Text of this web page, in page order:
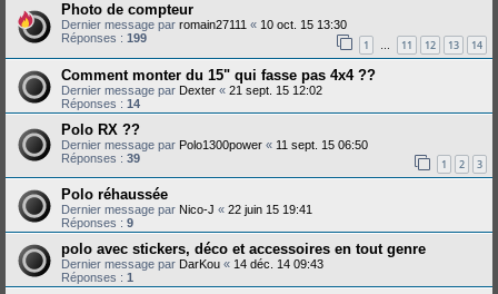
Photo de compteur
Dernier message par romain27111 « 10 oct. 15 13:30
Réponses : 199 1 … 11 12 13 14
Comment monter du 15" qui fasse pas 4x4 ??
Dernier message par Dexter « 21 sept. 15 12:02
Réponses : 14
Polo RX ??
Dernier message par Polo1300power « 11 sept. 15 06:50
Réponses : 39 1 2 3
Polo réhaussée
Dernier message par Nico-J « 22 juin 15 19:41
Réponses : 9
polo avec stickers, déco et accessoires en tout genre
Dernier message par DarKou « 14 déc. 14 09:43
Réponses : 1